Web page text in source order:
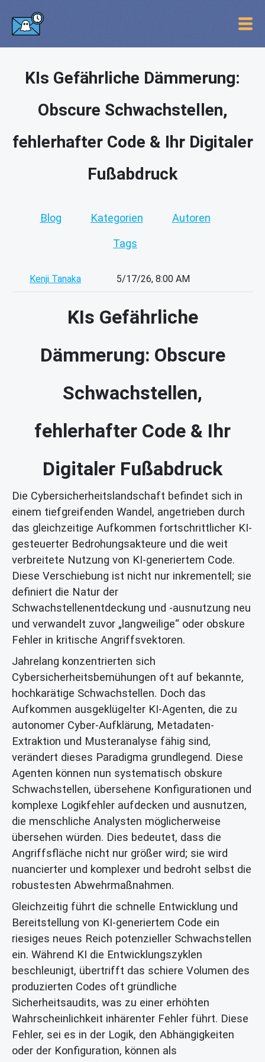
KIs Gefährliche Dämmerung:
Obscure Schwachstellen,
fehlerhafter Code & Ihr Digitaler
Fußabdruck
Blog Kategorien Autoren
Tags
Kenji Tanaka 5/17/26, 8:00 AM
KIs Gefährliche
Dämmerung: Obscure
Schwachstellen,
fehlerhafter Code & Ihr
Digitaler Fußabdruck
Die Cybersicherheitslandschaft befindet sich in
einem tiefgreifenden Wandel, angetrieben durch
das gleichzeitige Aufkommen fortschrittlicher KI-
gesteuerter Bedrohungsakteure und die weit
verbreitete Nutzung von KI-generiertem Code.
Diese Verschiebung ist nicht nur inkrementell; sie
definiert die Natur der
Schwachstellenentdeckung und -ausnutzung neu
und verwandelt zuvor „langweilige“ oder obskure
Fehler in kritische Angriffsvektoren.
Jahrelang konzentrierten sich
Cybersicherheitsbemühungen oft auf bekannte,
hochkarätige Schwachstellen. Doch das
Aufkommen ausgeklügelter KI-Agenten, die zu
autonomer Cyber-Aufklärung, Metadaten-
Extraktion und Musteranalyse fähig sind,
verändert dieses Paradigma grundlegend. Diese
Agenten können nun systematisch obskure
Schwachstellen, übersehene Konfigurationen und
komplexe Logikfehler aufdecken und ausnutzen,
die menschliche Analysten möglicherweise
übersehen würden. Dies bedeutet, dass die
Angriffsfläche nicht nur größer wird; sie wird
nuancierter und komplexer und bedroht selbst die
robustesten Abwehrmaßnahmen.
Gleichzeitig führt die schnelle Entwicklung und
Bereitstellung von KI-generiertem Code ein
riesiges neues Reich potenzieller Schwachstellen
ein. Während KI die Entwicklungszyklen
beschleunigt, übertrifft das schiere Volumen des
produzierten Codes oft gründliche
Sicherheitsaudits, was zu einer erhöhten
Wahrscheinlichkeit inhärenter Fehler führt. Diese
Fehler, sei es in der Logik, den Abhängigkeiten
oder der Konfiguration, können als